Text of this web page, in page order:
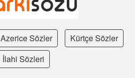
Azerice Sözler
Kürtçe Sözler
İlahi Sözleri